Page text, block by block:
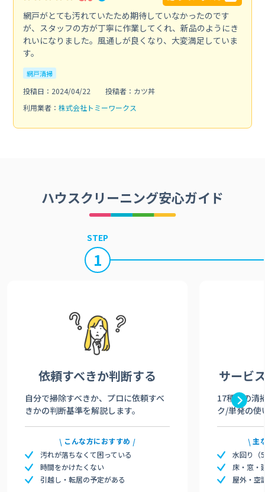
網戸がとても汚れていたため期待していなかったのです
が、スタッフの方が丁寧に作業してくれ、新品のようにき
れいになりました。風通しが良くなり、大変満足していま
す。
網戸清掃
投稿日：2024/04/22
投稿者：カツ丼
利用業者： 株式会社トミーワークス
ハウスクリーニング安心ガイド
STEP
1
依頼すべきか判断する
自分で掃除すべきか、プロに依頼すべ
きかの判断基準を解説します。
こんな方におすすめ
汚れが落ちなくて困っている
時間をかけたくない
引越し・転居の予定がある
サービ
17種類の清
ク/単発の使
主
水回り（
床・窓・
屋外・空